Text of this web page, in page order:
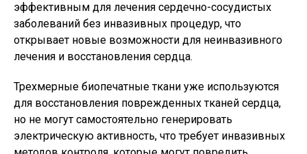
эффективным для лечения сердечно-сосудистых
заболеваний без инвазивных процедур, что
открывает новые возможности для неинвазивного
лечения и восстановления сердца.
Трехмерные биопечатные ткани уже используются
для восстановления поврежденных тканей сердца,
но не могут самостоятельно генерировать
электрическую активность, что требует инвазивных